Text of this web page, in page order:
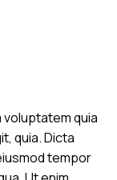
voluptatem quia
quia. Dicta
tempor